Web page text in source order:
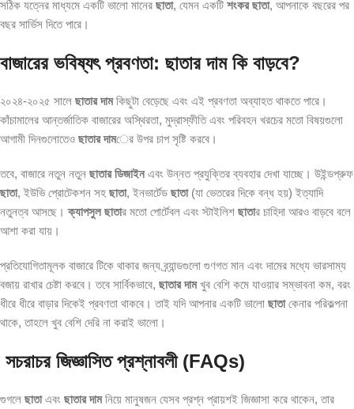
সঠিক যত্নের মাধ্যমে একটি ভালো মানের ছাতা, যেমন একটি শংকর ছাতা, আপনাকে বছরের পর
বছর সার্ভিস দিতে পারে।
বাজারের ভবিষ্যৎ প্রবণতা: ছাতার দাম কি বাড়বে?
২০২৪-২০২৫ সালে ছাতার দামকিছুটা বেড়েছে এবং এই প্রবণতা অব্যাহত থাকতে পারে।
কাঁচামালের আন্তর্জাতিক বাজারের অস্থিরতা, মুদ্রাস্ফীতি এবং পরিবহন খরচের মতো বিষয়গুলো
আগামী দিনগুলোতেও ছাতার দামের উপর চাপ সৃষ্টি করবে।
তবে, বাজারে নতুন নতুন ছাতার ডিজাইনএবং উন্নত প্রযুক্তির ব্যবহার দেখা যাচ্ছে। উইন্ডপ্রুফ
ছাতা, ইউভি প্রোটেকশন সহ ছাতা, ইনভার্টেড ছাতা(যা ভেতরের দিকে বন্ধ হয়) ইত্যাদি
নতুনত্ব আসছে।ক্যাপসুল ছাতার মতো পোর্টেবল এবং স্টাইলিশ ছাতার চাহিদা আরও বাড়বে বলে
আশা করা যায়।
প্রতিযোগিতামূলক বাজারে টিকে থাকার জন্য ব্র্যান্ডগুলো গুণগত মান এবং দামের মধ্যে ভারসাম্য
বজায় রাখার চেষ্টা করবে। তবে সার্বিকভাবে, ছাতার দামখুব বেশি কমে যাওয়ার সম্ভাবনা কম, বরং
ধীরে ধীরে বাড়ার দিকেই প্রবণতা থাকবে। তাই যদি আপনার একটি ভালো ছাতাকেনার পরিকল্পনা
থাকে, তাহলে খুব বেশি দেরি না করাই ভালো।
সচরাচর জিজ্ঞাসিত প্রশ্নাবলী (FAQs)
গুগলে ছাতাএবং ছাতার দামনিয়ে মানুষজন যেসব প্রশ্ন প্রায়শই জিজ্ঞাসা করে থাকেন, তার